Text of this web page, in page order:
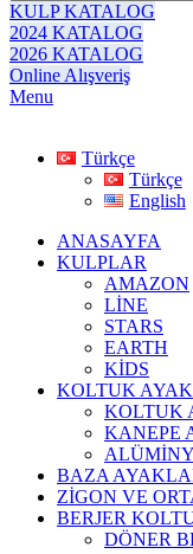
KULP KATALOG
2024 KATALOG
2026 KATALOG
Online Alışveriş
Menu
Türkçe
Türkçe
English
ANASAYFA
KULPLAR
AMAZON
LİNE
STARS
EARTH
KİDS
KOLTUK
KOLTUK
KANEPE
BAZA
ZİGON VE
BERJER
DÖNER